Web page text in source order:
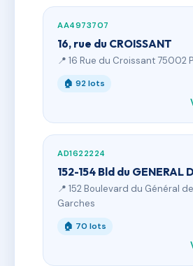
AA4973707
16, rue du CROISSANT
📍 16 Rue du Croissant 75002
🏠 92 lots
AD1622224
152-154 Bld du GENERAL
📍 152 Boulevard du Général
Garches
🏠 70 lots